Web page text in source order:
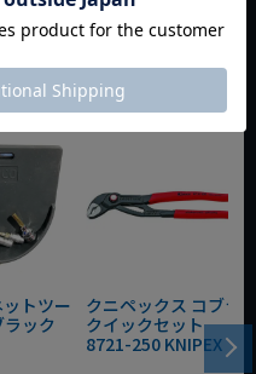
トツー
ック
クニペックス コブラ
クイックセット
8721-250 KNIPEX